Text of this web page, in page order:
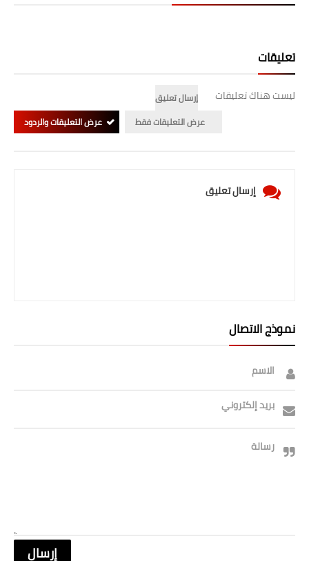
تعليقات
ليست هناك تعليقات
إرسال تعليق
عرض التعليقات فقط
عرض التعليقات والردود
إرسال تعليق
نموذج الاتصال
الاسم
بريد إلكتروني
رسالة